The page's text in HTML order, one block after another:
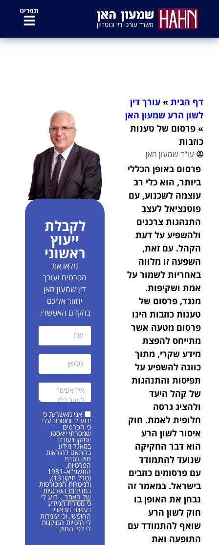
תפריט
דף הבית »עורך דין
לשון הרע שמעון האן
»פרסום של טענות
כוזבות
עו"ד שמעון האן
פרסום באופן הכללי
ביותר, הוא כלי רב
עוצמה לשכנוע, עם
פוטנציאל לעצב
התנהגות צרכנים
ולהשפיע על דעת
הקהל. עם זאת,
השפעה זו מלווה
באחריות לשמור על
אמת ושקיפות.
מנגד, פרסום של
טענות כוזבות הינו
פרסום מטעה אשר
מתייחס להפצת
מידע שקרי, מתוך
כוונה להשפיע על
תפיסות והתנהגות
של קהל היעד
ולהציג גרסה
חלופית לאמת. חוק
איסור לשון הרע
הוא דבר החקיקה
שנועד להתמודד
עם פרסומים כוזבים
בישראל. במאמר זה
נבחן את האופן בו
חוק לשון הרע
שואף להתמודד עם
התופעה ואת
לקבלת
ייעוץ
ראשוני
מלאו את
הפרטים ועורך
דין שמעון האן
יחזור אליכם
בהקדם האפשרי.
אני מאשר/ת כי
ידוע לי ומוסכם עלי
כי הפרטים
שמסרתי ייאספו,
יוחזקו ויעובדו
במאגר מידע
בהתאם להוראות
חוק הגנת
הפרטיות,
התשמ"א–1981
(כולל תיקון 13),
ולמטרות המפורטות
במדיניות הפרטיות
של האתר. ידוע לי
כי מסירת המידע
נעשית מרצוני
החופשי, וכי עומדות
לי הזכויות המוקנות
לי לפי החוק.